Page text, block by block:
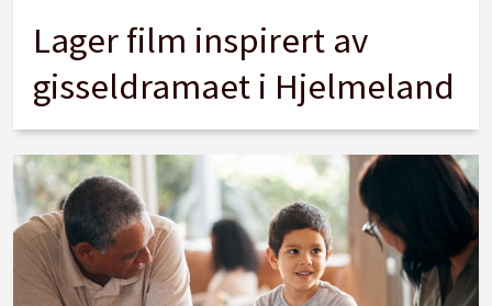
Lager film inspirert av
gisseldramaet i Hjelmeland